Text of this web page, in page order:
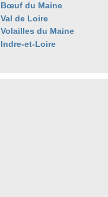
Bœuf du Maine
Val de Loire
Volailles du Maine
Indre-et-Loire